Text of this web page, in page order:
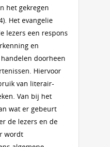
het gekregen
Het evangelie
lezers een respons
en
doorheen
Hiervoor
van literair-
Van bij het
wat er gebeurt
de lezers en de
wordt